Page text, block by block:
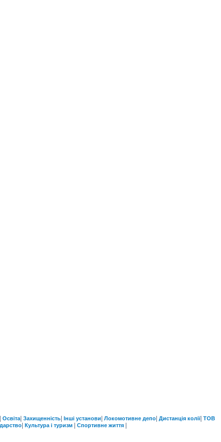
Освіта| Захищенність| Інші установи Локомотивне депо| Дистанція колії| ТОВ
Культура і туризм Спортивне життя